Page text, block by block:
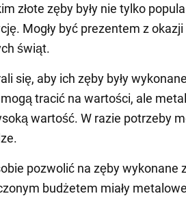
złote zęby były nie tylko
Mogły być prezentem z okazji
świąt.
się, aby ich zęby były
tracić na wartości, ale
wartość. W razie potrzeby
pozwolić na zęby wykonane
budżetem miały